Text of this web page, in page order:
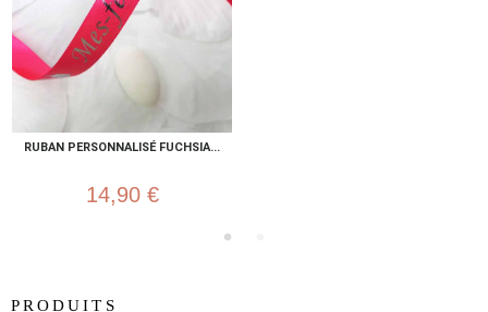
RUBAN PERSONNALISÉ FUCHSIA...
14,90 €
PRODUITS